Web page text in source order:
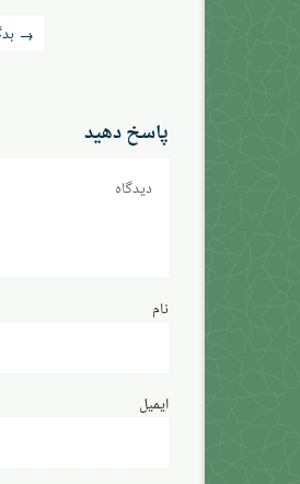
→
پاسخ دهید
نام
ایمیل